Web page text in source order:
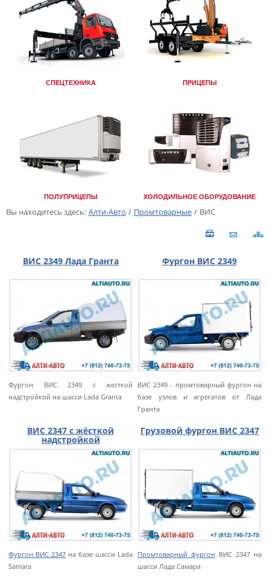
СПЕЦТЕХНИКА ПРИЦЕПЫ
ПОЛУПРИЦЕПЫ ХОЛОДИЛЬНОЕ ОБОРУДОВАНИЕ
Вы находитесь здесь: Алти-Авто / Промтоварные / ВИС
ВИС 2349 Лада Гранта
Фургон ВИС 2349 с жесткой
надстройкой на шасси Lada Granta
Фургон ВИС 2349
ВИС 2349 - промтоварный фургон на
базе узлов и агрегатов от Лада
Гранта
ВИС 2347 с жёсткой
надстройкой
Фургон ВИС 2347 на базе шасси Lada
Samara
Грузовой фургон ВИС 2347
Промтоварный фургон ВИС 2347 на
шасси Лада Самара